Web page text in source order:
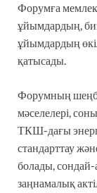
Форумға
ұйымдардың,
ұйымдардың
қатысады.
Форумның
мәселелері,
ТКШ-дағы
стандарттау
болады, сондай-
заңнамалық